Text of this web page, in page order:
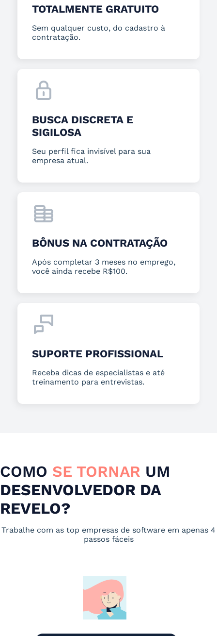
TOTALMENTE GRATUITO
Sem qualquer custo, do cadastro à
contratação.
BUSCA DISCRETA E
SIGILOSA
Seu perfil fica invisível para sua
empresa atual.
BÔNUS NA CONTRATAÇÃO
Após completar 3 meses no emprego,
você ainda recebe R$100.
SUPORTE PROFISSIONAL
Receba dicas de especialistas e até
treinamento para entrevistas.
COMO SE TORNAR UM
DESENVOLVEDOR DA
REVELO?
Trabalhe com as top empresas de software em apenas 4
passos fáceis